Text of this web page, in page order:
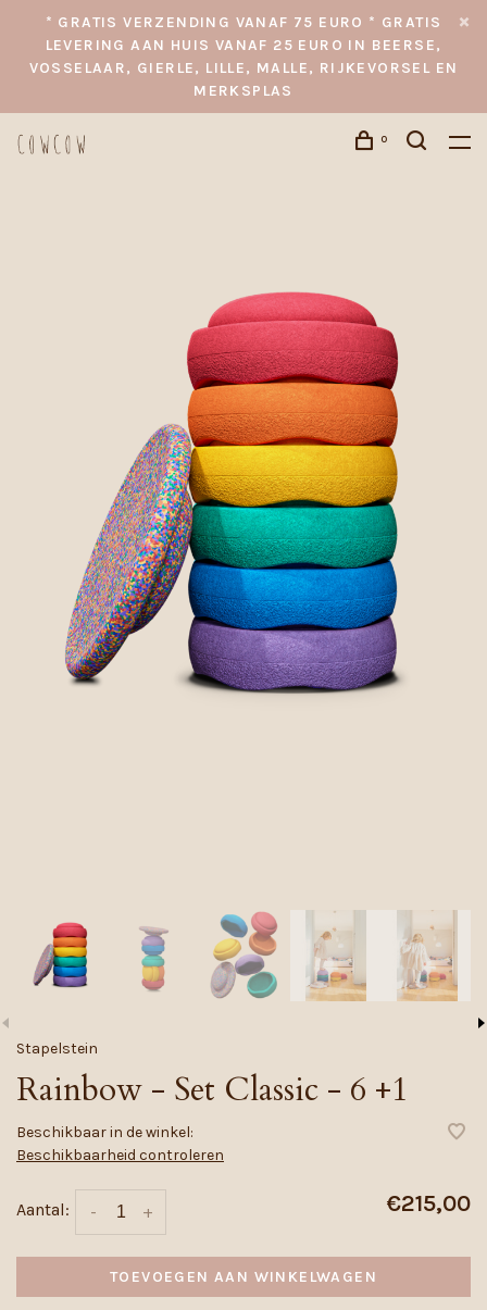
* GRATIS VERZENDING VANAF 75 EURO * GRATIS
LEVERING AAN HUIS VANAF 25 EURO IN BEERSE,
VOSSELAAR, GIERLE, LILLE, MALLE, RIJKEVORSEL EN
MERKSPLAS
0
Stapelstein
Rainbow - Set Classic - 6 +1
Beschikbaar in de winkel:
Beschikbaarheid controleren
Aantal: +
- €215,00
TOEVOEGEN AAN WINKELWAGEN